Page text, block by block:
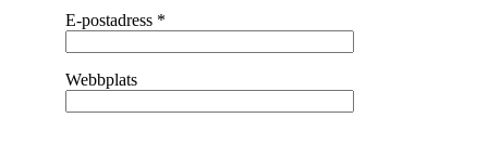
E-postadress *
Webbplats